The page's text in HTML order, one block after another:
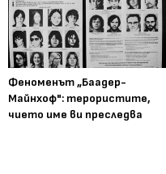
Феноменът „Баадер-
Майнхоф": терористите,
чието име ви преследва